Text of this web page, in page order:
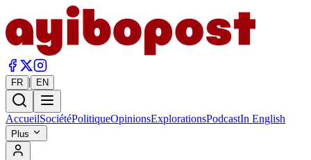
FR | EN
AccueilSociétéPolitiqueOpinionsExplorationsPodcastIn English
Plus